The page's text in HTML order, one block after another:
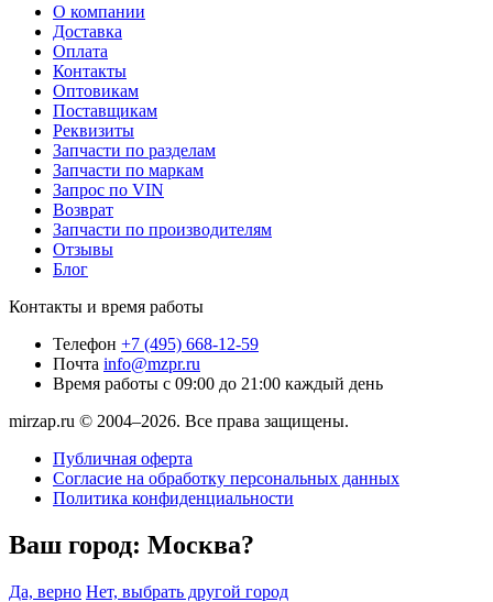
О компании
Доставка
Оплата
Контакты
Оптовикам
Поставщикам
Реквизиты
Запчасти по разделам
Запчасти по маркам
Запрос по VIN
Возврат
Запчасти по производителям
Отзывы
Блог
Контакты и время работы
Телефон +7 (495) 668-12-59
Почта info@mzpr.ru
Время работы с 09:00 до 21:00 каждый день
mirzap.ru © 2004–2026. Все права защищены.
Публичная оферта
Согласие на обработку персональных данных
Политика конфиденциальности
Ваш город: Москва?
Да, верно Нет, выбрать другой город